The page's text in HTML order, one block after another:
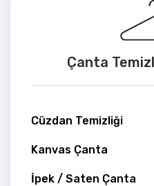
Çanta
Cüzdan Temizliği
Kanvas Çanta
İpek / Saten Çanta